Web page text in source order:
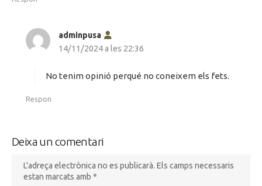
adminpusa
a
i
14/11/2024 a les 22:36
No tenim opinió perqué no coneixem els fets.
Respon
Deixa un comentari
L'adreça electrònica no es publicarà. Els camps necessaris
estan marcats amb *